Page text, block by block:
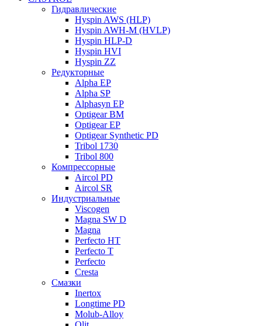
Гидравлические
Hyspin AWS (HLP)
Hyspin AWH-M (HVLP)
Hyspin HLP-D
Hyspin HVI
Hyspin ZZ
Редукторные
Alpha EP
Alpha SP
Alphasyn EP
Optigear BM
Optigear EP
Optigear Synthetic PD
Tribol 1730
Tribol 800
Компрессорные
Aircol PD
Aircol SR
Индустриальные
Viscogen
Magna SW D
Magna
Perfecto HT
Perfecto T
Perfecto
Cresta
Смазки
Inertox
Longtime PD
Molub-Alloy